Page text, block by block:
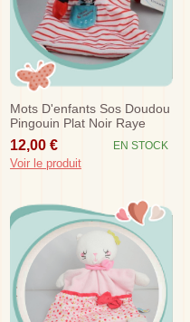
Mots D'enfants Sos Doudou
Pingouin Plat Noir Raye
Rouge
12,00 € EN STOCK
Voir le produit